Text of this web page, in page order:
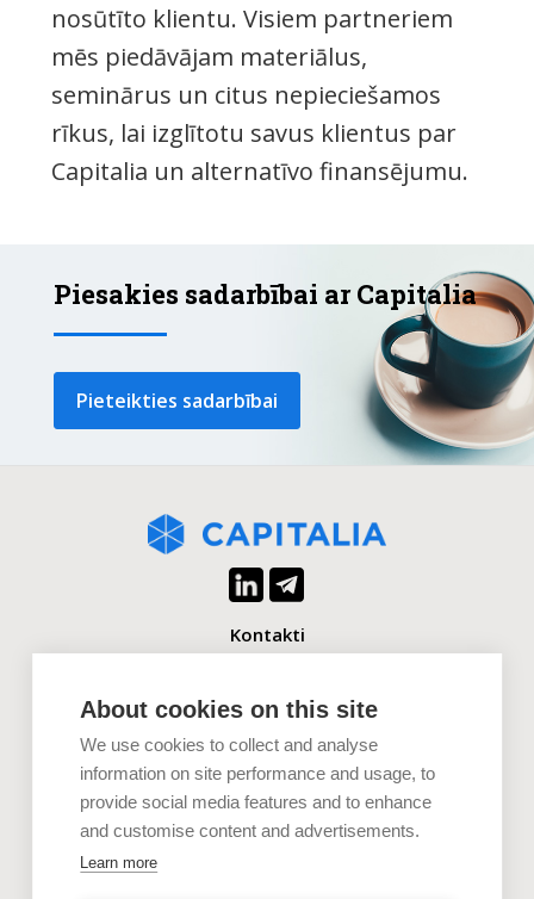
About cookies on this site
We use cookies to collect and analyse
information on site performance and usage, to
provide social media features and to enhance
and customise content and advertisements.
Learn more
nosūtīto klientu. Visiem partneriem
mēs piedāvājam materiālus,
seminārus un citus nepieciešamos
rīkus, lai izglītotu savus klientus par
Capitalia un alternatīvo finansējumu.
Piesakies sadarbībai ar Capitalia
Pieteikties sadarbībai
Kontakti
+371 2880 0880
Uzņēmumiem
Investoriem